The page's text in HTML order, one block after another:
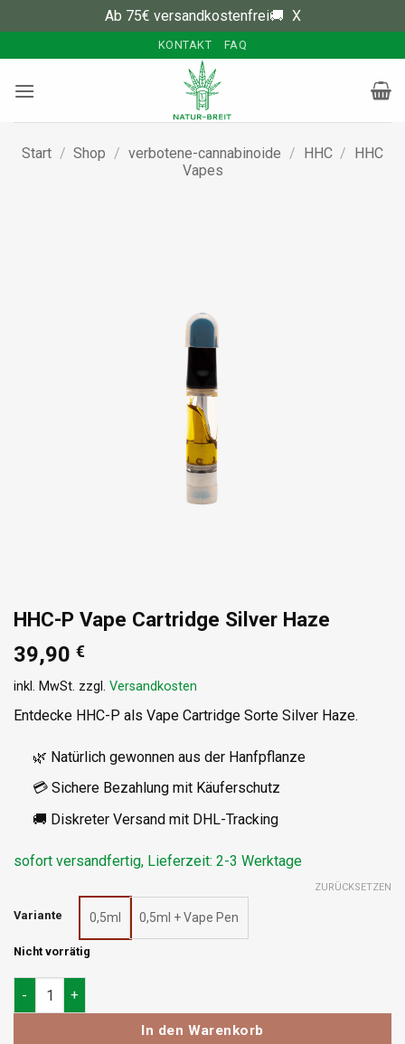
Ab 75€ versandkostenfrei🚚 X
Inhalt
springen
KONTAKT FAQ
Start / Shop / verbotene-cannabinoide / HHC / HHC
Vapes
HHC-P Vape Cartridge Silver Haze
39,90 €
inkl. MwSt. zzgl. Versandkosten
Entdecke HHC-P als Vape Cartridge Sorte Silver Haze.
🌿 Natürlich gewonnen aus der Hanfpflanze
💳 Sichere Bezahlung mit Käuferschutz
🚚 Diskreter Versand mit DHL-Tracking
sofort versandfertig, Lieferzeit: 2-3 Werktage
Variante 0,5ml 0,5ml + Vape Pen
ZURÜCKSETZEN
Nicht vorrätig
HHC-P Vape Cartridge Silver Haze Menge
In den Warenkorb